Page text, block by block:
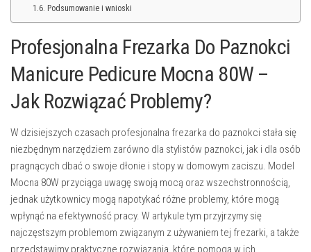
Podsumowanie i wnioski
Profesjonalna Frezarka Do Paznokci
Manicure Pedicure Mocna 80W –
Jak Rozwiązać Problemy?
W dzisiejszych czasach profesjonalna frezarka do paznokci stała się
niezbędnym narzędziem zarówno dla stylistów paznokci, jak i dla osób
pragnących dbać o swoje dłonie i stopy w domowym zaciszu. Model
Mocna 80W przyciąga uwagę swoją mocą oraz wszechstronnością,
jednak użytkownicy mogą napotykać różne problemy, które mogą
wpłynąć na efektywność pracy. W artykule tym przyjrzymy się
najczęstszym problemom związanym z używaniem tej frezarki, a także
przedstawimy praktyczne rozwiązania, które pomogą w ich